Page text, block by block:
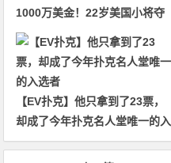
1000万美金！22岁美国小将夺
得2026年WSOP主赛冠军
【EV扑克】他只拿到了23票，
却成了今年扑克名人堂唯一的入
选者